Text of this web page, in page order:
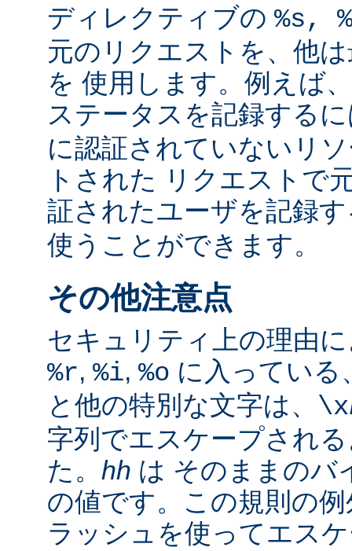
ディレクティブの %s,
元のリクエストを、他
を 使用します。例えば
ステータスを記録する
に認証されていないリ
トされた リクエストで
証されたユーザを記録
使うことができます。
その他注意点
セキュリティ上の理由
%r, %i, %o に入っている
と他の特別な文字は、 \x
字列でエスケープされ
た。 hh は そのままのバ
の値です。この規則の
ラッシュを使ってエス